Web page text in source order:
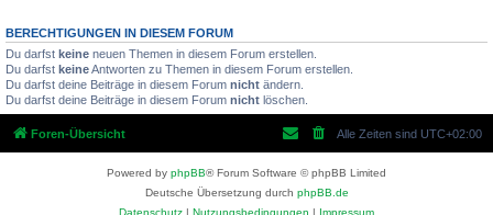
BERECHTIGUNGEN IN DIESEM FORUM
Du darfst keine neuen Themen in diesem Forum erstellen.
Du darfst keineAntworten zu Themen in diesem Forum erstellen.
Du darfst deine Beiträge in diesem Forum nicht ändern.
Du darfst deine Beiträge in diesem Forum nicht löschen.
Foren-Übersicht Alle Zeiten sind UTC+02:00
Powered by phpBB® Forum Software © phpBB Limited
Deutsche Übersetzung durch phpBB.de
Datenschutz | Nutzungsbedingungen | Impressum